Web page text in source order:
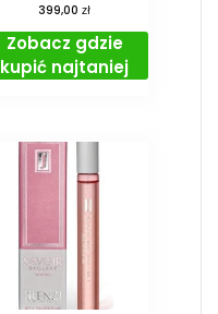
399,00zł
Zobacz gdzie
kupić najtaniej